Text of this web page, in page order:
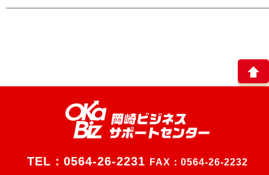
TEL： 0564-26-2231 FAX：0564-26-2232